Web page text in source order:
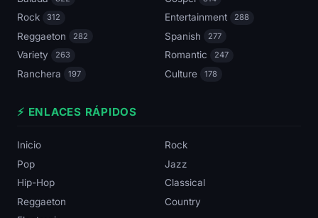
Rock 312 Entertainment 288
Reggaeton 282 Spanish 277
Variety 263 Romantic 247
Ranchera 197 Culture 178
⚡ ENLACES RÁPIDOS
Inicio
Rock
Pop
Jazz
Hip-Hop
Classical
Reggaeton
Country